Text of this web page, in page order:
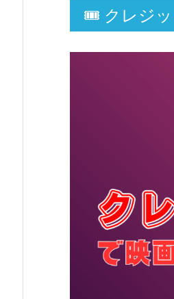
ー
ド・
シ
ネ
マ
／
🎟 クレジッ